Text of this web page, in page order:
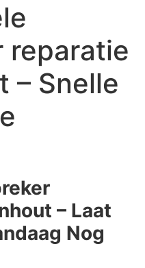
reparatie
– Snelle
– Laat
Nog